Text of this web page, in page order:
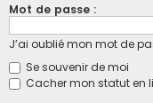
Mot de passe :
J’ai oublié mon mot de
Se souvenir de moi
Cacher mon statut en